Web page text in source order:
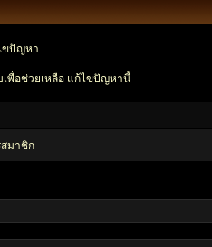
ขปัญหา
พื่อช่วยเหลือ แก้ไขปัญหานี้
มาชิก